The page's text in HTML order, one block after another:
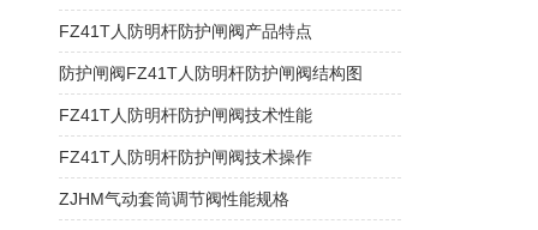
FZ41T人防明杆防护闸阀产品特点
防护闸阀FZ41T人防明杆防护闸阀结构图
FZ41T人防明杆防护闸阀技术性能
FZ41T人防明杆防护闸阀技术操作
ZJHM气动套筒调节阀性能规格